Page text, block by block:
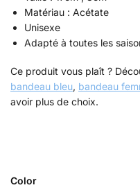
Matériau : Acétate
Unisexe
Adapté à toutes les
Ce produit vous plaît ?
bandeau bleu, bandeau
avoir plus de choix.
Color